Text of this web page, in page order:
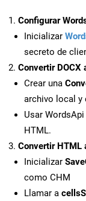
Configurar
Inicializar
secreto de
Convertir DOCX
Crear una
archivo local y
Usar
HTML.
Convertir HTML
Inicializar
como CHM
Llamar a